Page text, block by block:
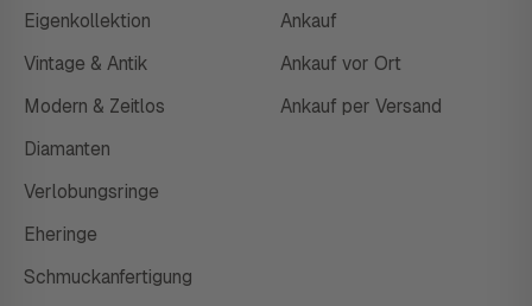
Eigenkollektion
Vintage & Antik
Modern & Zeitlos
Diamanten
Verlobungsringe
Eheringe
Schmuckanfertigung
Ankauf
Ankauf vor Ort
Ankauf per Versand